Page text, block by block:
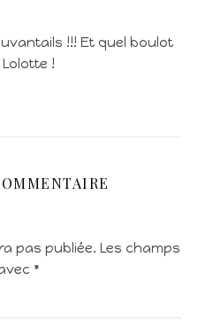
!!! Et quel boulot
!
pas publiée. Les champs
*